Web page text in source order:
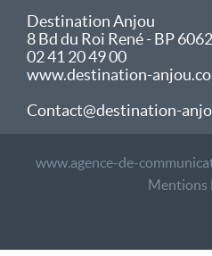
Destination Anjou
8 Bd du Roi René - BP
02 41 20 49 00
www.destination-
Contact@destination-
www.agence-de-
Mentions